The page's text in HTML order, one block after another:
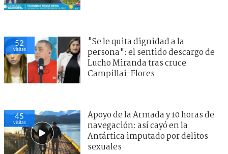
52
visitas
"Se le quita dignidad a la
persona": el sentido descargo de
Lucho Miranda tras cruce
Campillai-Flores
45
visitas
Apoyo de la Armada y 10 horas de
navegación: así cayó en la
Antártica imputado por delitos
sexuales